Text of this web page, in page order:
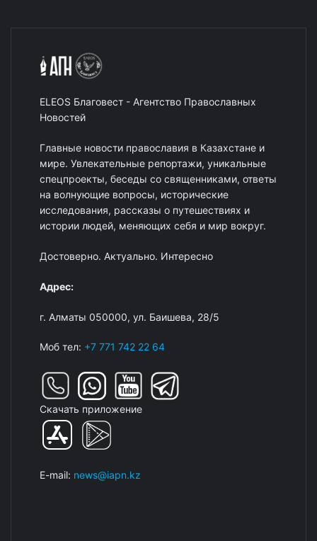
ELEOS Благовест - Агентство Православных
Новостей
Главные новости православия в Казахстане и
мире. Увлекательные репортажи, уникальные
спецпроекты, беседы со священниками, ответы
на волнующие вопросы, исторические
исследования, рассказы о путешествиях и
истории людей, меняющих себя и мир вокруг.
Достоверно. Актуально. Интересно
Адрес:
г. Алматы 050000, ул. Баишева, 28/5
Моб тел: +7 771 742 22 64
Скачать приложение
E-mail: news@iapn.kz